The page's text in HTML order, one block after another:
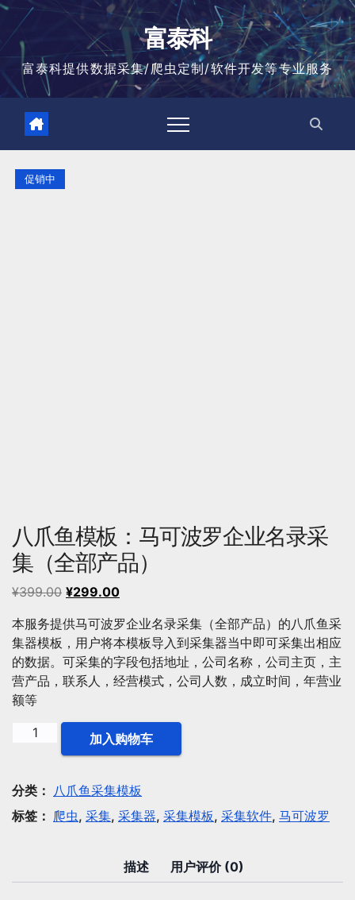
跳
富泰科
富泰科提供数据采集/爬虫定制/软件开发等专业服务
促销中
八爪鱼模板：马可波罗企业名录采
集（全部产品）
¥399.00 原
为：
¥399.00。
¥299.00当
价
格
为：
¥299.00。
本服务提供马可波罗企业名录采集（全部产品）的八爪鱼采
集器模板，用户将本模板导入到采集器当中即可采集出相应
的数据。可采集的字段包括地址，公司名称，公司主页，主
营产品，联系人，经营模式，公司人数，成立时间，年营业
额等
模
板：
马
罗
加入购物车
分类： 八爪鱼采集模板
标签： 爬虫, 采集, 采集器, 采集模板, 采集软件, 马可波罗
描述 用户评价 (0)